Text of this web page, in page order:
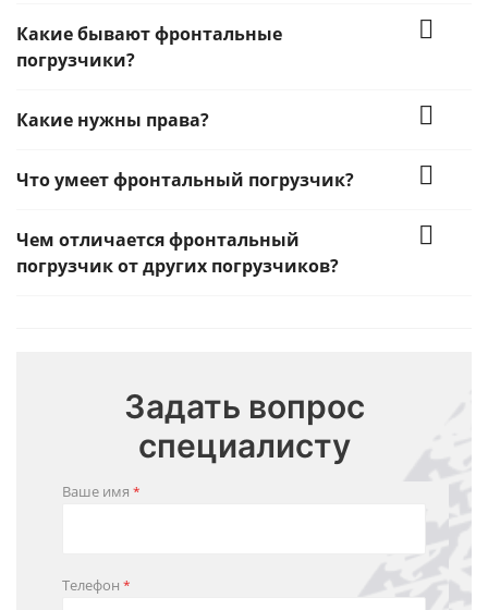
Какие бывают фронтальные
погрузчики?
Какие нужны права?
Что умеет фронтальный погрузчик?
Чем отличается фронтальный
погрузчик от других погрузчиков?
Задать вопрос
специалисту
Ваше имя *
Телефон *